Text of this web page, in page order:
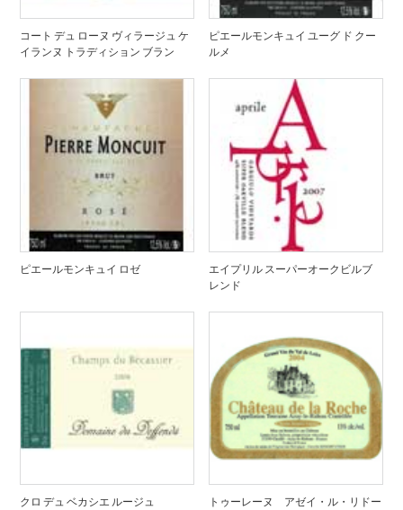
コート デュ ローヌ ヴィラージュ ケ
イランヌ トラディション ブラン
ピエールモンキュイ ユーグ ド クー
ルメ
ピエールモンキュイ ロゼ
エイプリル スーパーオークビルブ
レンド
クロ デュ ベカシエ ルージュ
トゥーレーヌ アゼイ・ル・リドー